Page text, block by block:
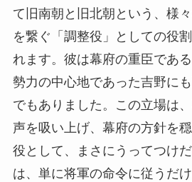
て旧南朝と旧北朝という、様
を繋ぐ「調整役」としての役
れます。彼は幕府の重臣であ
勢力の中心地であった吉野に
でもありました。この立場は
声を吸い上げ、幕府の方針を
役として、まさにうってつけ
は、単に将軍の命令に従うだ